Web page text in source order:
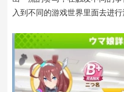
入到不同的游戏世界里面去进行